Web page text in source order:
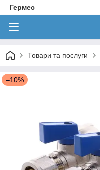
Гермес
Товари та послуги
–10%